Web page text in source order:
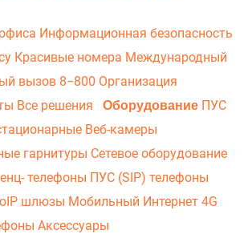
Информационная безопасность
Красивые номера Международный
вызов 8−800 Организация
Все решения Оборудование ПУС
Веб-камеры
гарнитуры Сетевое оборудование
телефоны ПУС (SIP) телефоны
шлюзы Мобильный Интернет 4G
Аксессуары